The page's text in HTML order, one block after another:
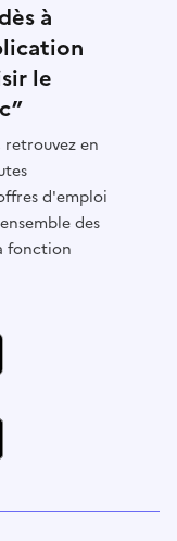
à
le
retrouvez en
d'emploi
des
fonction